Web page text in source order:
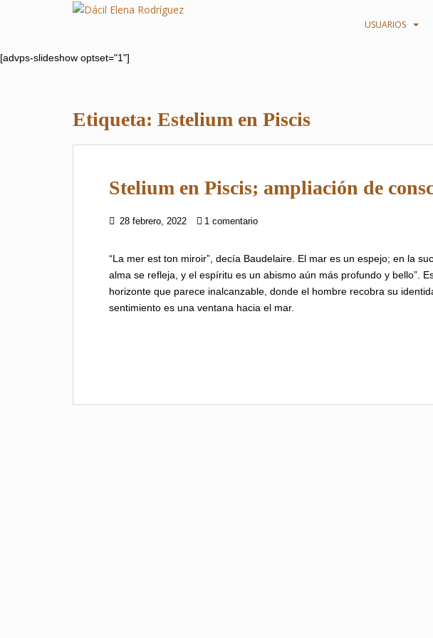
p
USUARIOS
[advps-slideshow optset="1"]
Etiqueta: Estelium en Piscis
Stelium en Piscis; ampliación de
28 febrero, 2022 1 comentario
“La mer est ton miroir”, decía Baudelaire. El mar es un espejo; en la
alma se refleja, y el espíritu es un abismo aún más profundo y bello”.
horizonte que parece inalcanzable, donde el hombre recobra su
sentimiento es una ventana hacia el mar.